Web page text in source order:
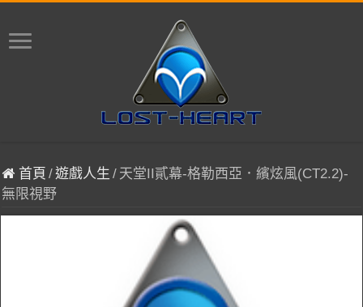
首頁 /遊戲人生 / 天堂II貳幕-格勒西亞．繽炫風(CT2.2)-
無限視野